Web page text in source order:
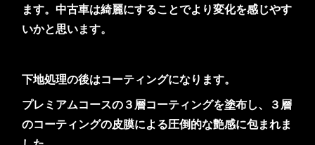
ます。中古車は綺麗にすることでより変化を感じやす
いかと思います。
下地処理の後はコーティングになります。
プレミアムコースの３層コーティングを塗布し、３層
のコーティングの皮膜による圧倒的な艶感に包まれま